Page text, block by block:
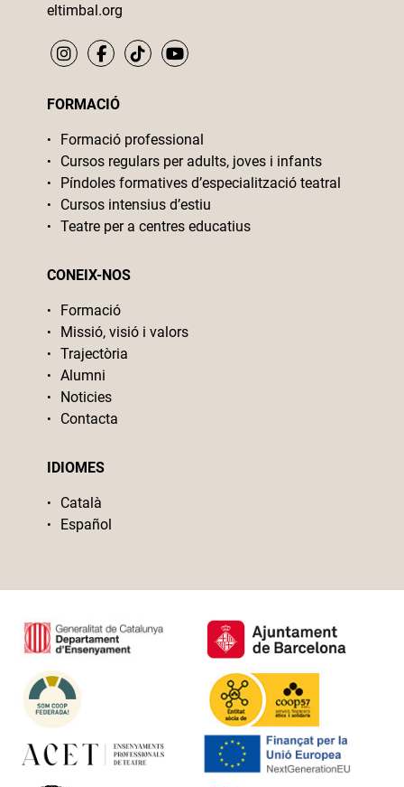
eltimbal.org
FORMACIÓ
Formació professional
Cursos regulars per adults, joves i infants
Píndoles formatives d’especialització teatral
Cursos intensius d’estiu
Teatre per a centres educatius
CONEIX-NOS
Formació
Missió, visió i valors
Trajectòria
Alumni
Noticies
Contacta
IDIOMES
Català
Español